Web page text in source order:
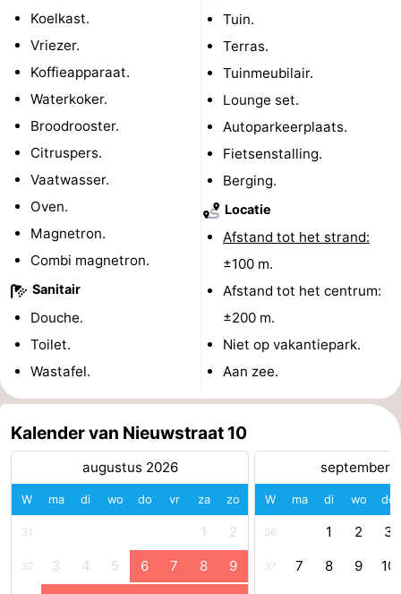
-
Nieuws
adressen
Regio
Schouwen-
Duiveland
-
Renesse
-
Brouwershaven
Bruinisse
-
Natuur
Haamstede
Natuur
Walcheren
Koelkast.
Vriezer.
Koffieapparaat.
Waterkoker.
Broodrooster.
Citruspers.
Vaatwasser.
Oven.
Magnetron.
Combi magnetron.
Sanitair
Douche.
Toilet.
Wastafel.
Tuin.
Terras.
Tuinmeubilair.
Lounge set.
Autoparkeerplaats.
Fietsenstalling.
Berging.
Locatie
Afstand tot het strand:
±100 m.
Afstand tot het centrum:
±200 m.
Niet op vakantiepark.
Aan zee.
Kalender van Nieuwstraat 10
augustus 2026
W ma di wo do vr za zo
31 1 2
32 3 4 5 6 7 8 9
september
W ma di wo do
36 1 2 3
37 7 8 9 10